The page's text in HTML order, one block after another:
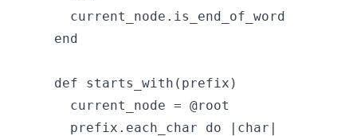
    current_node.is_end_of_word
  end
  def starts_with(prefix)
    current_node = @root
    prefix.each_char do |char|